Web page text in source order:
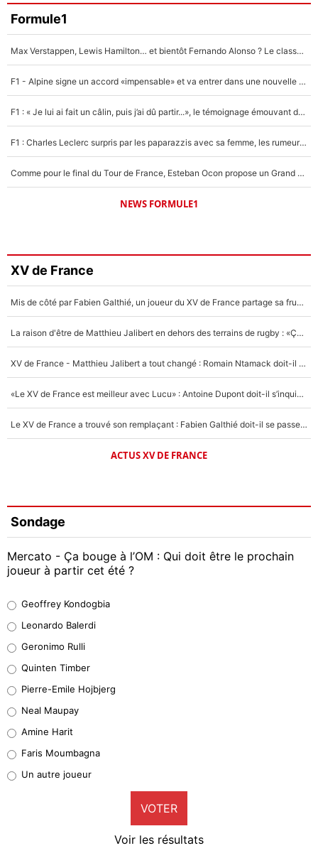
Formule1
Max Verstappen, Lewis Hamilton… et bientôt Fernando Alonso ? Le classement des pilotes les mieux payés en Formule 1 risque de changer !
F1 - Alpine signe un accord «impensable» et va entrer dans une nouvelle dimension : Grande nouvelle pour Pierre Gasly !
F1 : « Je lui ai fait un câlin, puis j’ai dû partir...», le témoignage émouvant de Max Verstappen sur sa fille
F1 : Charles Leclerc surpris par les paparazzis avec sa femme, les rumeurs étaient vraies !
Comme pour le final du Tour de France, Esteban Ocon propose un Grand Prix de Formule 1 à Paris : «Autour de l’Arc de Triomphe, ce serait génial» !
NEWS FORMULE1
XV de France
Mis de côté par Fabien Galthié, un joueur du XV de France partage sa frustration : «ils ne me l’ont pas dit tout de suite»
La raison d'être de Matthieu Jalibert en dehors des terrains de rugby : «Ça m'atteint autant que si tu touches à un membre de ma famille»
XV de France - Matthieu Jalibert a tout changé : Romain Ntamack doit-il s’inquiéter pour sa place à un an de la Coupe du monde ?
«Le XV de France est meilleur avec Lucu» : Antoine Dupont doit-il s’inquiéter pour sa place ?
Le XV de France a trouvé son remplaçant : Fabien Galthié doit-il se passer d'Antoine Dupont ?
ACTUS XV DE FRANCE
Sondage
Mercato - Ça bouge à l’OM : Qui doit être le prochain
joueur à partir cet été ?
38%
32%
5%
1%
9%
Geoffrey Kondogbia
Leonardo Balerdi
Geronimo Rulli
Quinten Timber
Pierre-Emile Hojbjerg
Neal Maupay
Amine Harit
Faris Moumbagna
Un autre joueur
VOTER
Voir les résultats